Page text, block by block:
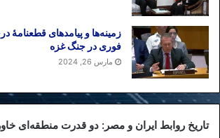
زمینه‌ها و پیامدهای
فوری در جنگ غزه
مارس 26, 2024
تاریخ روابط ایران و مصر: دو قدرت منطقه‌ای